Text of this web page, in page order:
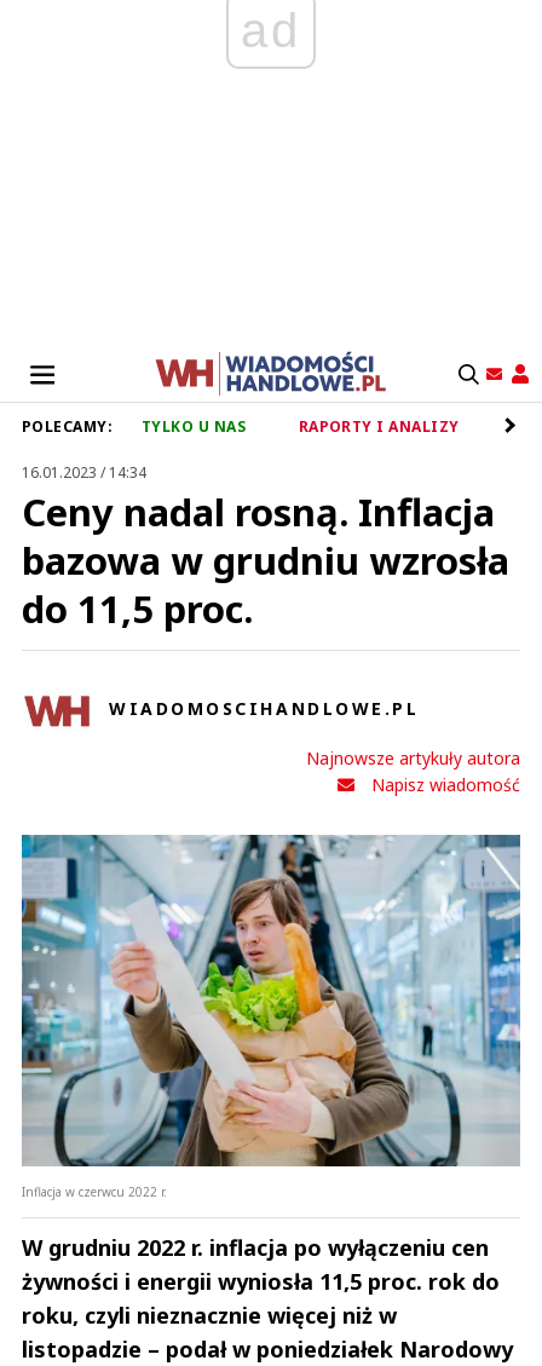
ad
POLECAMY: TYLKO U NAS RAPORTY I ANALIZY
16.01.2023 / 14:34
Ceny nadal rosną. Inflacja
bazowa w grudniu wzrosła
do 11,5 proc.
WIADOMOSCIHANDLOWE.PL
Najnowsze artykuły autora
Napisz wiadomość
Inflacja w czerwcu 2022 r.
W grudniu 2022 r. inflacja po wyłączeniu cen
żywności i energii wyniosła 11,5 proc. rok do
roku, czyli nieznacznie więcej niż w
listopadzie – podał w poniedziałek Narodowy